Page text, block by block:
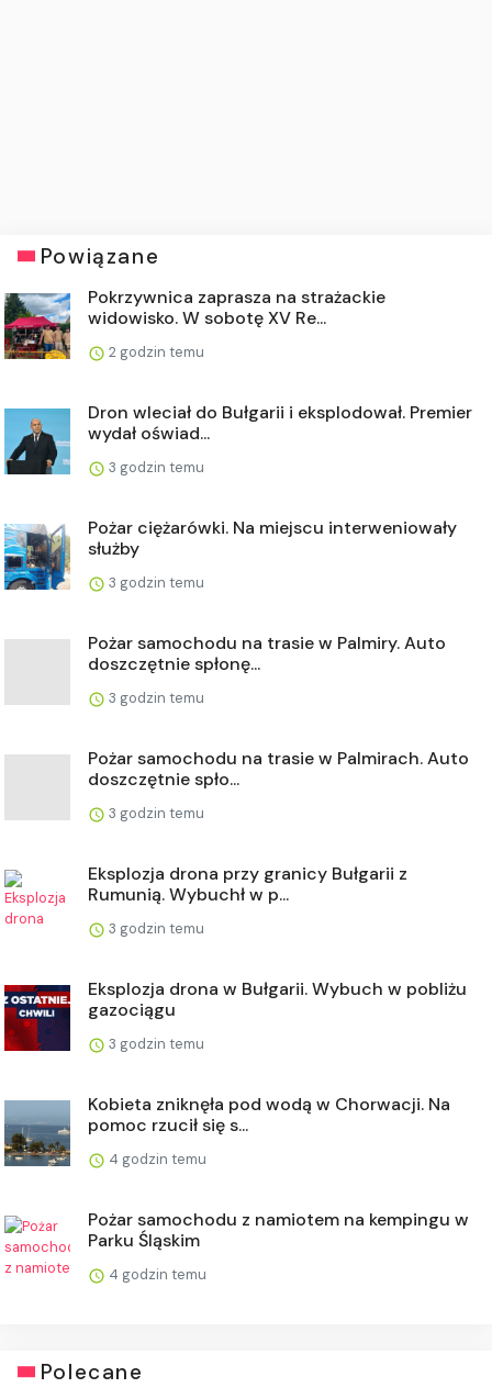
Powiązane
Pokrzywnica zaprasza na strażackie
widowisko. W sobotę XV Re...
2 godzin temu
Dron wleciał do Bułgarii i eksplodował. Premier
wydał oświad...
3 godzin temu
Pożar ciężarówki. Na miejscu interweniowały
służby
3 godzin temu
Pożar samochodu na trasie w Palmiry. Auto
doszczętnie spłonę...
3 godzin temu
Pożar samochodu na trasie w Palmirach. Auto
doszczętnie spło...
3 godzin temu
Eksplozja drona przy granicy Bułgarii z
Rumunią. Wybuchł w p...
3 godzin temu
Eksplozja drona w Bułgarii. Wybuch w pobliżu
gazociągu
3 godzin temu
Kobieta zniknęła pod wodą w Chorwacji. Na
pomoc rzucił się s...
4 godzin temu
Pożar samochodu z namiotem na kempingu w
Parku Śląskim
4 godzin temu
Polecane